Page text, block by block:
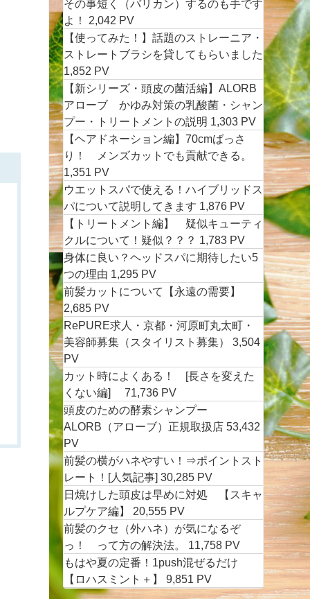
その事短く（バリカン）するのも手です
よ！
2,042 PV
【使ってみた！】話題のストレーニア・
ストレートブラシを貸してもらいました
1,852 PV
【新シリーズ・頭皮の菌活編】ALORB
アローブ かゆみ対策の乳酸菌・シャン
プー・トリートメントの説明 1,303 PV
【ヘアドネーション編】70cmばっさ
り！ メンズカットでも貢献できる。
1,351 PV
ウエットスパで使える！ハイブリッドス
パについて説明してきます 1,876 PV
【トリートメント編】 疑似キューティ
クルについて！疑似？？？ 1,783 PV
身体に良い？ヘッドスパに期待したい5
つの理由 1,295 PV
前髪カットについて【永遠の需要】
2,685 PV
RePURE求人・京都・河原町丸太町・
美容師募集（スタイリスト募集）
3,504
PV
カット時によくある！ [長さを変えた
くない編]
71,736 PV
頭皮のための酵素シャンプー
ALORB（アローブ）正規取扱店53,432
PV
前髪の横がハネやすい！⇒ポイントスト
レート！[人気記事] 30,285 PV
日焼けした頭皮は早めに対処 【スキャ
ルプケア編】
20,555 PV
前髪のクセ（外ハネ）が気になるぞ
っ！ って方の解決法。
11,758 PV
もはや夏の定番！1push混ぜるだけ
【ロハスミント＋】
9,851 PV